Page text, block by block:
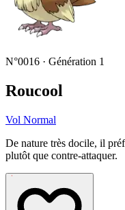
N°0016 · Génération 1
Roucool
Vol Normal
De nature très docile, il
plutôt que contre-attaquer.